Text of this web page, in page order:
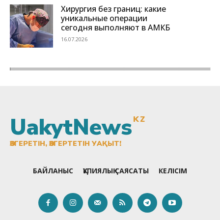
UakytNewsKZ
ӨЗГЕРЕТІН, ӨЗГЕРТЕТІН УАҚЫТ!
БАЙЛАНЫС ҚҰПИЯЛЫҚ САЯСАТЫ КЕЛІСІМ